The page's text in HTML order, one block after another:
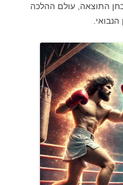
התוצאה, עולם ההלכה